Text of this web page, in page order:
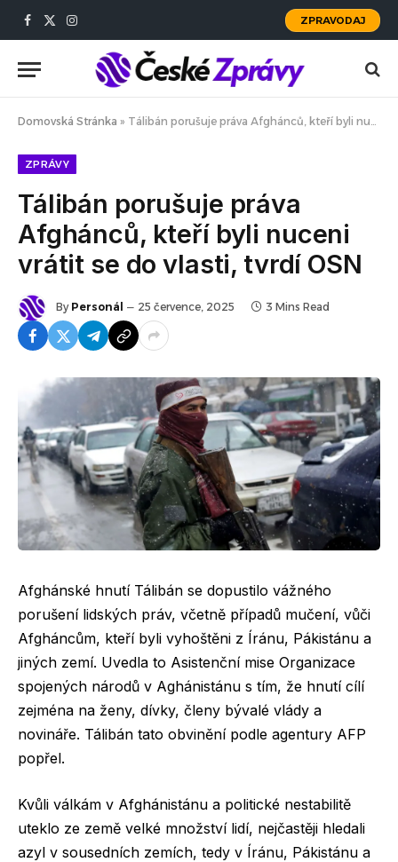
Facebook
X
Instagram
ZPRAVODAJ
Domovská Stránka » Tálibán porušuje práva Afghánců, kteří byli nuceni vrátit se do vlasti, tvrdí OSN
ZPRÁVY
Tálibán porušuje práva
Afghánců, kteří byli nuceni
vrátit se do vlasti, tvrdí OSN
By Personál 25 července, 2025 3 Mins Read
Afghánské hnutí Tálibán se dopustilo vážného
porušení lidských práv, včetně případů mučení, vůči
Afgháncům, kteří byli vyhoštěni z Íránu, Pákistánu a
jiných zemí. Uvedla to Asistenční mise Organizace
spojených národů v Aghánistánu s tím, že hnutí cílí
zejména na ženy, dívky, členy bývalé vlády a
novináře. Tálibán tato obvinění podle agentury AFP
popřel.
Kvůli válkám v Afghánistánu a politické nestabilitě
uteklo ze země velké množství lidí, nejčastěji hledali
azyl v sousedních zemích, tedy v Íránu, Pákistánu a